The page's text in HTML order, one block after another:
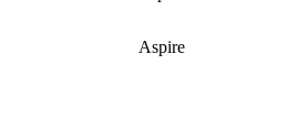
Aspire